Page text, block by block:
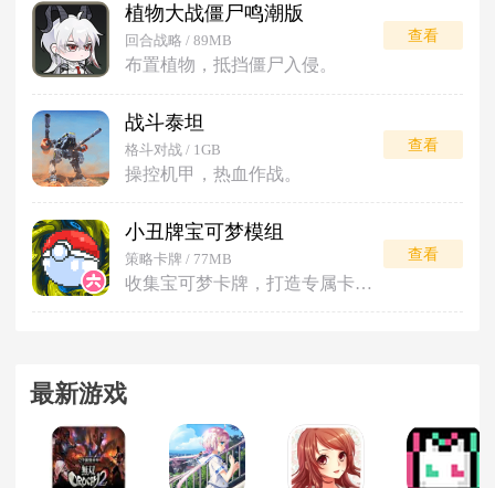
植物大战僵尸鸣潮版
回合战略 / 89MB
布置植物，抵挡僵尸入侵。
查看
战斗泰坦
格斗对战 / 1GB
操控机甲，热血作战。
查看
小丑牌宝可梦模组
策略卡牌 / 77MB
收集宝可梦卡牌，打造专属卡组对战。
查看
最新游戏